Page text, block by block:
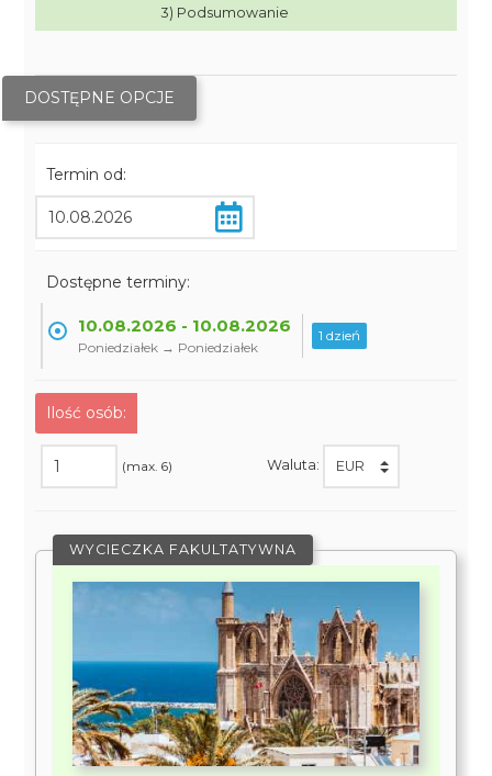
3) Podsumowanie
DOSTĘPNE OPCJE
Termin od:
Dostępne terminy:
10.08.2026 - 10.08.2026
Poniedziałek → Poniedziałek
1 dzień
Ilość osób:
(max. 6) Waluta:
WYCIECZKA FAKULTATYWNA